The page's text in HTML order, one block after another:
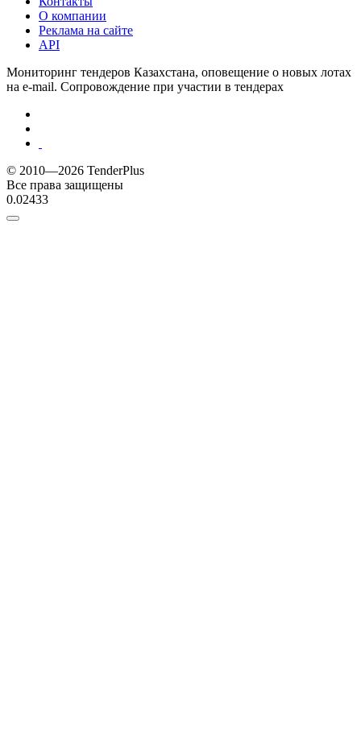
О компании
Реклама на сайте
API
Мониторинг тендеров Казахстана, оповещение о новых лотах
на e-mail. Сопровождение при участии в тендерах
© 2010—2026 TenderPlus
Все права защищены
0.02433